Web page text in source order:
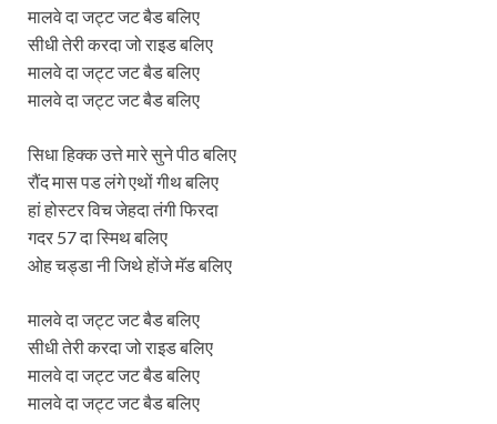
मालवे दा जट्ट जट बैड बलिए
सीधी तेरी करदा जो राइड बलिए
मालवे दा जट्ट जट बैड बलिए
मालवे दा जट्ट जट बैड बलिए
सिधा हिक्क उत्ते मारे सुने पीठ बलिए
रौंद मास पड लंगे एथों गीथ बलिए
हां होस्टर विच जेहदा तंगी फिरदा
गदर 57 दा स्मिथ बलिए
ओह चड्डा नी जिथे होंजे मॅड बलिए
मालवे दा जट्ट जट बैड बलिए
सीधी तेरी करदा जो राइड बलिए
मालवे दा जट्ट जट बैड बलिए
मालवे दा जट्ट जट बैड बलिए